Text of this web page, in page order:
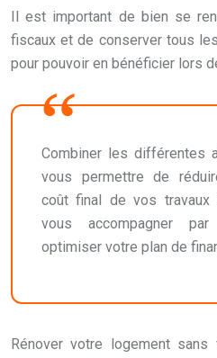
Il est important de bien se
fiscaux et de conserver tous
pour pouvoir en bénéficier lors
Combiner les différentes
vous permettre de
coût final de vos travaux
vous accompagner
optimiser votre plan de
Rénover votre logement